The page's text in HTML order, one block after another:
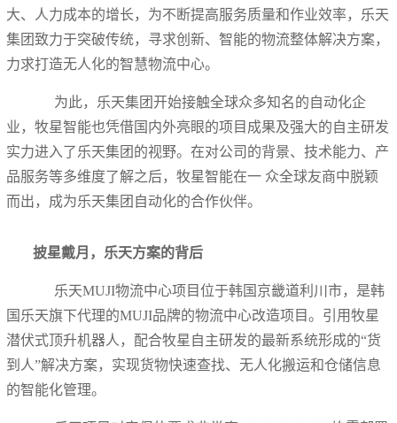
大、人力成本的增长，为不断提高服务质量和作业效率，乐天
集团致力于突破传统，寻求创新、智能的物流整体解决方案，
力求打造无人化的智慧物流中心。
为此，乐天集团开始接触全球众多知名的自动化企
业，牧星智能也凭借国内外亮眼的项目成果及强大的自主研发
实力进入了乐天集团的视野。在对公司的背景、技术能力、产
品服务等多维度了解之后，牧星智能在一 众全球友商中脱颖
而出，成为乐天集团自动化的合作伙伴。
披星戴月，乐天方案的背后
乐天MUJI物流中心项目位于韩国京畿道利川市，是韩
国乐天旗下代理的MUJI品牌的物流中心改造项目。引用牧星
潜伏式顶升机器人，配合牧星自主研发的最新系统形成的“货
到人”解决方案，实现货物快速查找、无人化搬运和仓储信息
的智能化管理。